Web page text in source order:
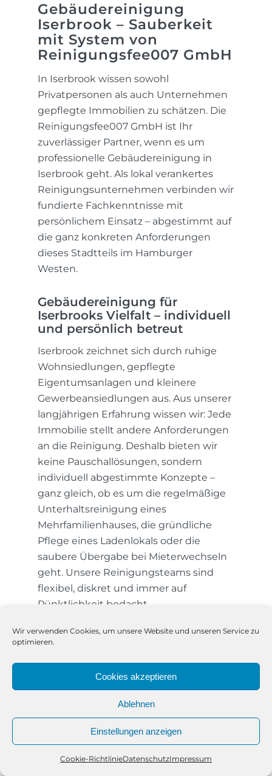
Wir verwenden Cookies, um unsere Website und unseren Service zu
optimieren.
Cookies akzeptieren
Ablehnen
Einstellungen anzeigen
Cookie-RichtlinieDatenschutzImpressum
Gebäudereinigung
Iserbrook – Sauberkeit
mit System von
Reinigungsfee007 GmbH
In Iserbrook wissen sowohl
Privatpersonen als auch Unternehmen
gepflegte Immobilien zu schätzen. Die
Reinigungsfee007 GmbH ist Ihr
zuverlässiger Partner, wenn es um
professionelle Gebäudereinigung in
Iserbrook geht. Als lokal verankertes
Reinigungsunternehmen verbinden wir
fundierte Fachkenntnisse mit
persönlichem Einsatz – abgestimmt auf
die ganz konkreten Anforderungen
dieses Stadtteils im Hamburger
Westen.
Gebäudereinigung für
Iserbrooks Vielfalt – individuell
und persönlich betreut
Iserbrook zeichnet sich durch ruhige
Wohnsiedlungen, gepflegte
Eigentumsanlagen und kleinere
Gewerbeansiedlungen aus. Aus unserer
langjährigen Erfahrung wissen wir: Jede
Immobilie stellt andere Anforderungen
an die Reinigung. Deshalb bieten wir
keine Pauschallösungen, sondern
individuell abgestimmte Konzepte –
ganz gleich, ob es um die regelmäßige
Unterhaltsreinigung eines
Mehrfamilienhauses, die gründliche
Pflege eines Ladenlokals oder die
saubere Übergabe bei Mieterwechseln
geht. Unsere Reinigungsteams sind
flexibel, diskret und immer auf
Pünktlichkeit bedacht.
Kompetenz trifft auf Vertrauen
Ort
uns der persönliche Kontakt zu unseren
Kundinnen und Kunden besonders
wichtig. Unsere Teams setzen sich aus
zusammen, das nicht nur effizient
Telefon Kontakt WhatsApp